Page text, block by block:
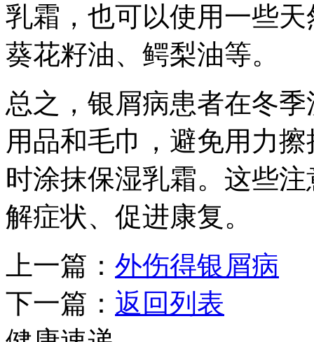
乳霜，也可以使用一些
葵花籽油、鳄梨油等。
总之，银屑病患者在冬
用品和毛巾，避免用力
时涂抹保湿乳霜。这些
解症状、促进康复。
上一篇： 外伤得银屑病
下一篇： 返回列表